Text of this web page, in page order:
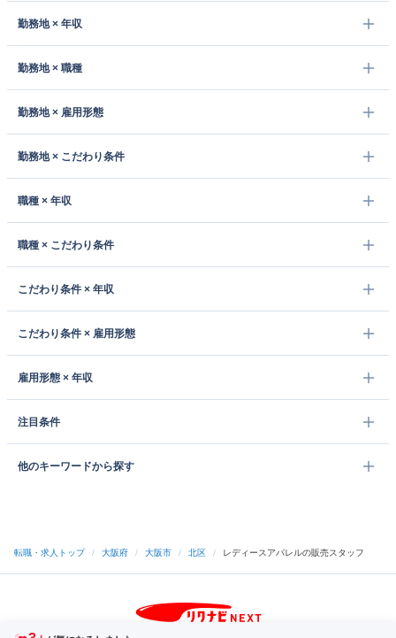
勤務地 × 年収
勤務地 × 職種
勤務地 × 雇用形態
勤務地 × こだわり条件
職種 × 年収
職種 × こだわり条件
こだわり条件 × 年収
こだわり条件 × 雇用形態
雇用形態 × 年収
注目条件
他のキーワードから探す
転職・求人トップ / 大阪府 / 大阪市 / 北区 / レディースアパレルの販売スタッフ